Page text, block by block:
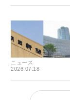
ニュース
2026.07.18